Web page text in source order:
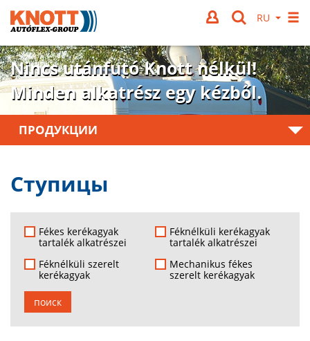
Nincs utánfutó Knott nélkül!
Minden alkatrész egy kézből.
ПРОДУКЦИИ
Ступицы
Fékes kerékagyak
tartalék alkatrészei
Féknélküli kerékagyak
tartalék alkatrészei
Féknélküli szerelt
kerékagyak
Mechanikus fékes
szerelt kerékagyak
поиск